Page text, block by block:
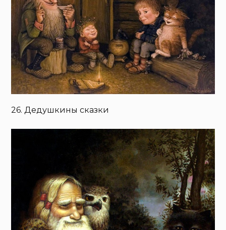
26. Дедушкины сказки